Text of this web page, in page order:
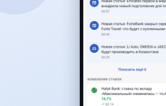
0
7 августа 2026 г., 16:52